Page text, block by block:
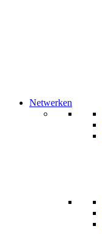
Netwerken